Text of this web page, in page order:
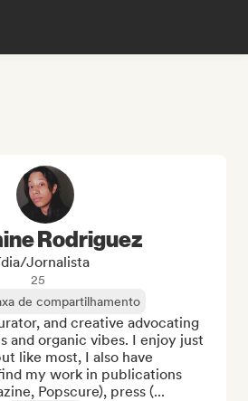
Rodriguez
Jornalista
25
de compartilhamento
and creative advocating
and organic vibes. I enjoy just
like most, I also have
my work in publications
Popscure), press (...